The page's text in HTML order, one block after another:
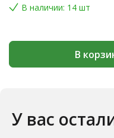
В наличии: 14 шт
В
У вас